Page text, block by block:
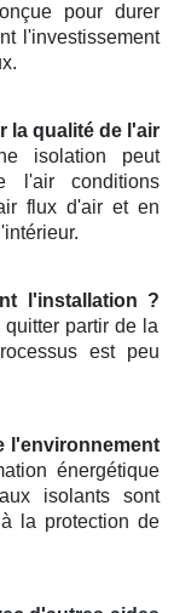
pour durer
l'investissement
la qualité de l'air
isolation peut
l'air conditions
flux d'air et en
l'installation ?
partir de la
est peu
l'environnement
énergétique
isolants sont
la protection de